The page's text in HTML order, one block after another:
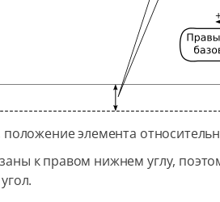
элемента
к правом нижнем углу,